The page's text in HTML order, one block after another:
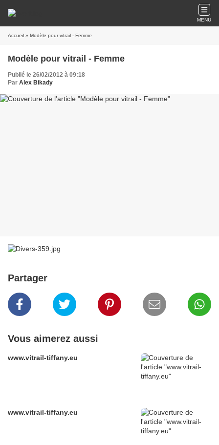
MENU
Accueil » Modèle pour vitrail - Femme
Modèle pour vitrail - Femme
Publié le 26/02/2012 à 09:18
Par Alex Bikady
Partager
Vous aimerez aussi
www.vitrail-tiffany.eu
www.vitrail-tiffany.eu